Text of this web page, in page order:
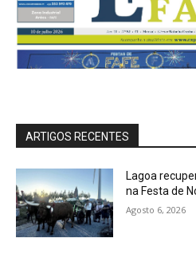
ARTIGOS RECENTES
Lagoa
na Festa de
Agosto 6, 2026